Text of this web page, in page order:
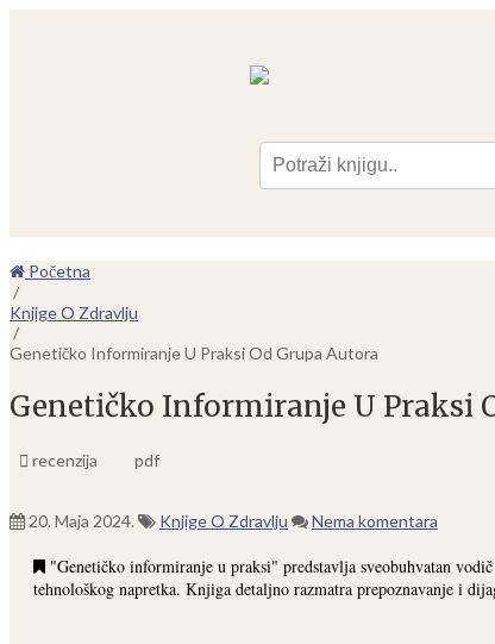
Početna
/
Knjige O Zdravlju
/
Genetičko Informiranje U Praksi Od Grupa Autora
Genetičko Informiranje U Praksi
recenzija pdf
20. Maja 2024. Knjige O Zdravlju Nema komentara
"Genetičko informiranje u praksi" predstavlja sveobuhvatan
tehnološkog napretka. Knjiga detaljno razmatra prepoznavanje i